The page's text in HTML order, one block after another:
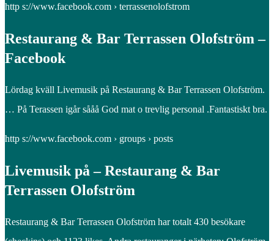
http s://www.facebook.com › terrassenolofstrom
Restaurang & Bar Terrassen Olofström –
Facebook
Lördag kväll Livemusik på Restaurang & Bar Terrassen Olofström.
… På Terassen igår sååå God mat o trevlig personal .Fantastiskt bra.
http s://www.facebook.com › groups › posts
Livemusik på – Restaurang & Bar
Terrassen Olofström
Restaurang & Bar Terrassen Olofström har totalt 430 besökare